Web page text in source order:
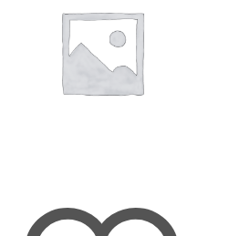
werden